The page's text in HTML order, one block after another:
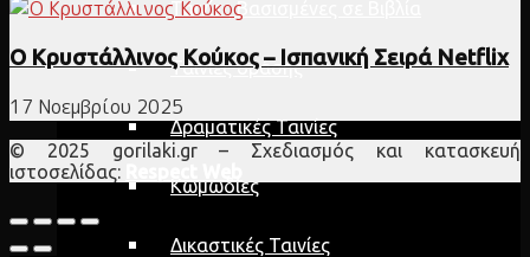
Ταινίες Βασισμένες σε Βιβλία
Ταινίες δράσης
Δραματικές Ταινίες
Κωμωδίες
Δικαστικές Ταινίες
Ο Κρυστάλλινος Κούκος – Ισπανική Σειρά Netflix
17 Νοεμβρίου 2025
© 2025 gorilaki.gr – Σχεδιασμός και κατασκευή
ιστοσελίδας: